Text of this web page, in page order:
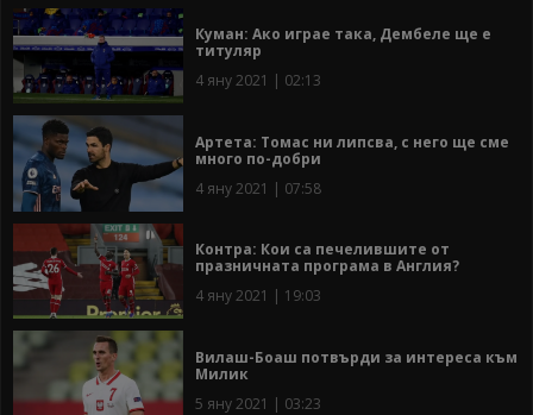
Куман: Ако играе така, Дембеле ще е
титуляр
4 яну 2021 | 02:13
Артета: Томас ни липсва, с него ще сме
много по-добри
4 яну 2021 | 07:58
Контра: Кои са печелившите от
празничната програма в Англия?
4 яну 2021 | 19:03
Вилаш-Боаш потвърди за интереса към
Милик
5 яну 2021 | 03:23